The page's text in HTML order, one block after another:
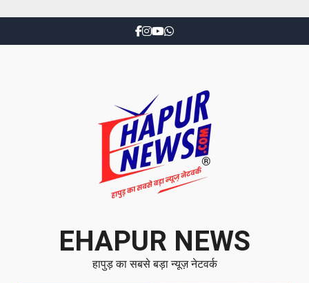
EHAPUR NEWS
हापुड़ का सबसे बड़ा न्यूज़ नेटवर्क